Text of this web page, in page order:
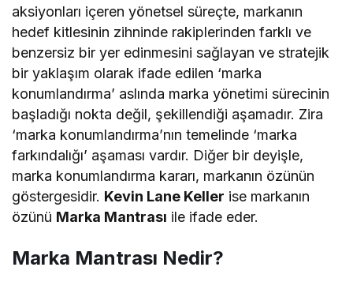
aksiyonları içeren yönetsel süreçte, markanın
hedef kitlesinin zihninde rakiplerinden farklı ve
benzersiz bir yer edinmesini sağlayan ve stratejik
bir yaklaşım olarak ifade edilen ‘marka
konumlandırma’ aslında marka yönetimi sürecinin
başladığı nokta değil, şekillendiği aşamadır. Zira
‘marka konumlandırma’nın temelinde ‘marka
farkındalığı’ aşaması vardır. Diğer bir deyişle,
marka konumlandırma kararı, markanın özünün
göstergesidir. Kevin Lane Keller ise markanın
özünü Marka Mantrası ile ifade eder.
Marka Mantrası Nedir?